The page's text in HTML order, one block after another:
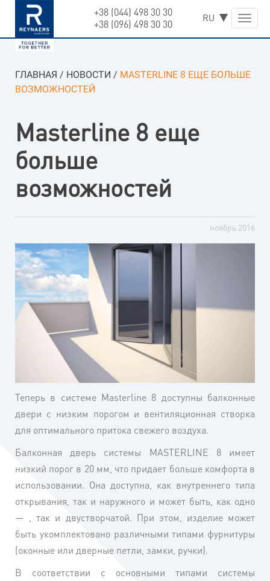
Toggle
content
+38 (044) 498 30 30
+38 (096) 498 30 30
ГЛАВНАЯ / НОВОСТИ / MASTERLINE 8 ЕЩЕ БОЛЬШЕ
ВОЗМОЖНОСТЕЙ
Masterline 8 еще
больше
возможностей
ноябрь 2016
Теперь в системе Masterline 8 доступны балконные
двери с низким порогом и вентиляционная створка
для оптимального притока свежего воздуха.
Балконная дверь системы MASTERLINE 8 имеет
низкий порог в 20 мм, что придает больше комфорта в
использовании. Она доступна, как внутреннего типа
открывания, так и наружного и может быть, как одно
— , так и двустворчатой. При этом, изделие может
быть укомплектовано различными типами фурнитуры
(оконные или дверные петли, замки, ручки).
В соответствии с основными типами системы